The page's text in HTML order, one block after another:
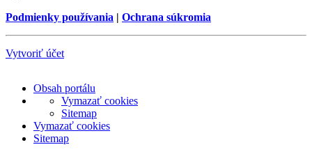
Podmienky používania | Ochrana súkromia
Vytvoriť účet
Obsah portálu
Vymazať cookies
Sitemap
Vymazať cookies
Sitemap